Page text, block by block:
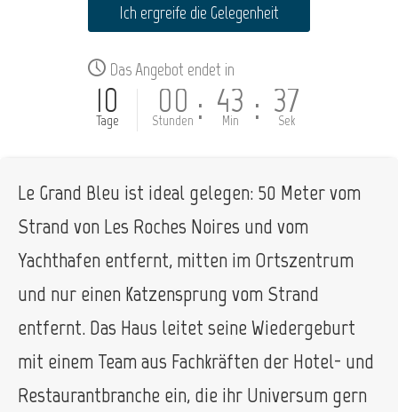
Ich ergreife die Gelegenheit
Das Angebot endet in
10
Tage 00
Stunden : 43
Min : 37
Sek
Le Grand Bleu ist ideal gelegen: 50 Meter vom
Strand von Les Roches Noires und vom
Yachthafen entfernt, mitten im Ortszentrum
und nur einen Katzensprung vom Strand
entfernt. Das Haus leitet seine Wiedergeburt
mit einem Team aus Fachkräften der Hotel- und
Restaurantbranche ein, die ihr Universum gern